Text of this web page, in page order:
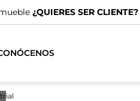
¿QUIERES SER CLIENTE?